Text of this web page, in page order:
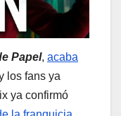
Papel, acaba
los fans ya
ya confirmó